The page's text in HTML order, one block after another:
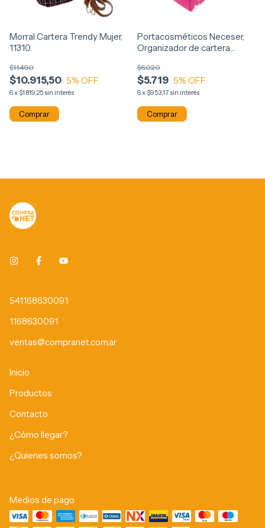
Morral Cartera Trendy Mujer,
11310.
$10.915,50
$11.490
5% OFF
6x$1.819,25 sin interés
Comprar
Portacosméticos Neceser,
Organizador de cartera
$5.719
$6.020
5% OFF
6x$953,17 sin interés
Comprar
541168630091
1168630091
ventas@compranet.com.ar
Inicio
Productos
Contacto
¿Cómo llegar?
¿Quienes somos?
Medios de pago